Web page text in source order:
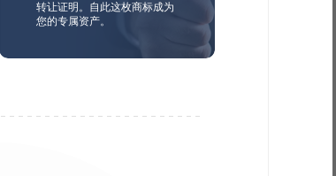
转让证明。自此这枚商标成为
您的专属资产。